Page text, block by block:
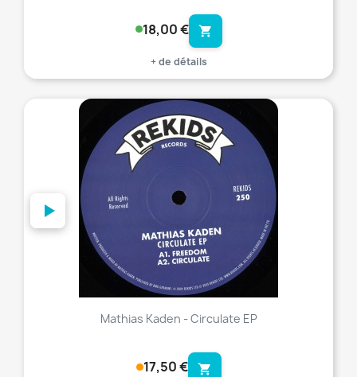
18,00 € shopping_cart
+ de détails
Mathias Kaden - Circulate EP
17,50 € shopping_cart